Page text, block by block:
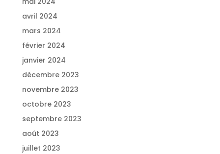
avril 2024
mars 2024
février 2024
janvier 2024
décembre 2023
novembre 2023
octobre 2023
septembre 2023
août 2023
juillet 2023